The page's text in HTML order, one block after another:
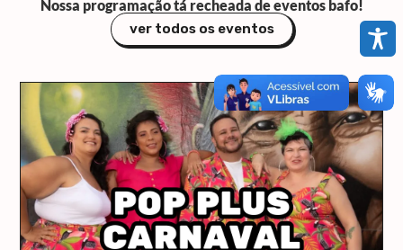
Nossa programação tá recheada de eventos bafo!
ver todos os eventos